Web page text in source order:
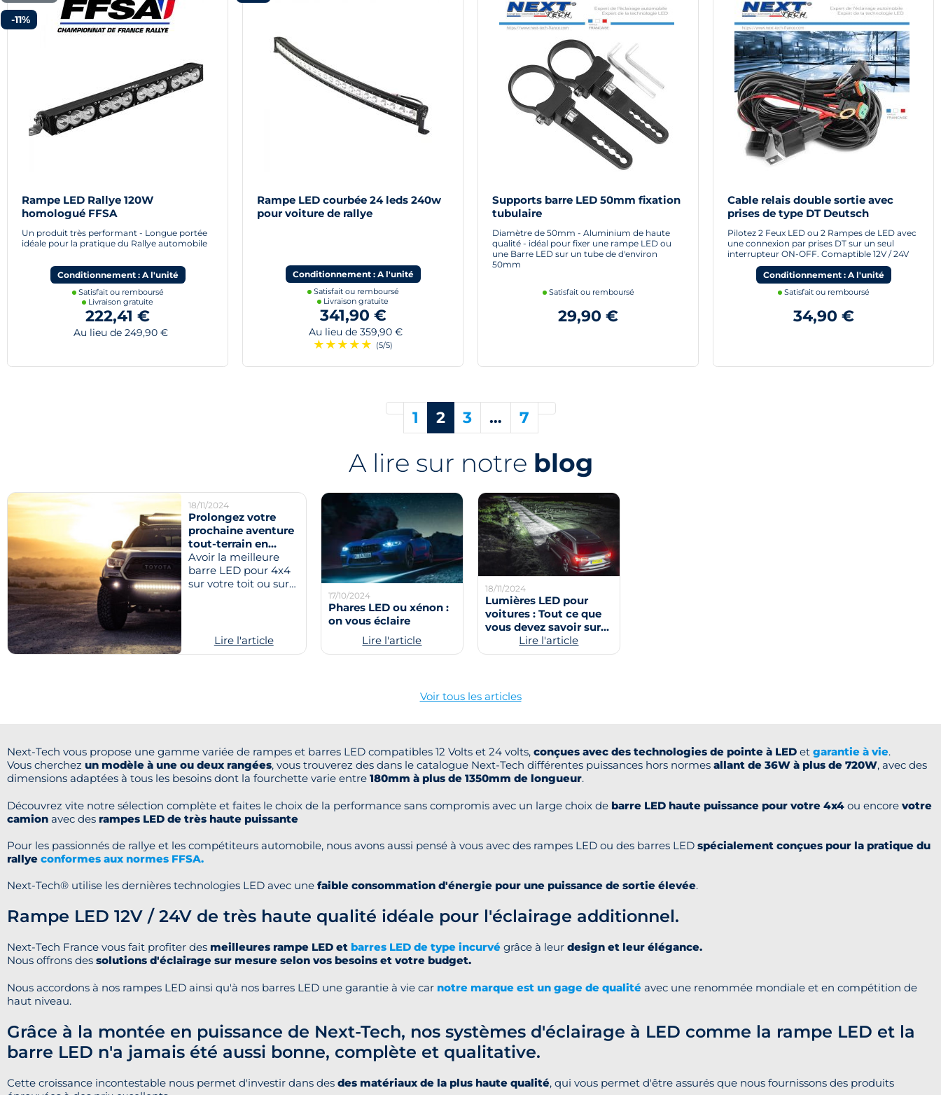
-11%
Rampe LED Rallye 120W
homologué FFSA
Un produit très performant - Longue portée
idéale pour la pratique du Rallye automobile
Conditionnement : A l'unité
Satisfait ou remboursé
Livraison gratuite
222,41 €
Au lieu de 249,90 €
Rampe LED courbée 24 leds 240w
pour voiture de rallye
Conditionnement : A l'unité
Satisfait ou remboursé
Livraison gratuite
341,90 €
Au lieu de 359,90 €
★ ★ ★ ★ ★ (5/5)
Supports barre LED 50mm fixation
tubulaire
Diamètre de 50mm - Aluminium de haute
qualité - idéal pour fixer une rampe LED ou
une Barre LED sur un tube de d'environ
50mm
Satisfait ou remboursé
29,90 €
Cable relais double sortie avec
prises de type DT Deutsch
Pilotez 2 Feux LED ou 2 Rampes de LED avec
une connexion par prises DT sur un seul
interrupteur ON-OFF. Comaptible 12V / 24V
Conditionnement : A l'unité
Satisfait ou remboursé
34,90 €
Précédent
1 2 3 … 7 Suivant
A lire sur notre blog
18/11/2024
Prolongez votre
prochaine aventure
tout-terrain en
illuminant vos
chemins
Avoir la meilleure
barre LED pour 4x4
sur votre toit ou sur
Lire l'article
17/10/2024
Phares LED ou xénon :
on vous éclaire
Lire l'article
18/11/2024
Lumières LED pour
voitures : Tout ce que
vous devez savoir sur
les lumières LED pour
voitures
Lire l'article
Voir tous les articles
Next-Tech vous propose une gamme variée de rampes et barres LED compatibles 12 Volts et 24 volts, conçues avec des technologies de pointe à LED et garantie à vie.
Vous cherchez un modèle à une ou deux rangées, vous trouverez des dans le catalogue Next-Tech différentes puissances hors normes allant de 36W à plus de 720W, avec des
dimensions adaptées à tous les besoins dont la fourchette varie entre 180mm à plus de 1350mm de longueur.
Découvrez vite notre sélection complète et faites le choix de la performance sans compromis avec un large choix de barre LED haute puissance pour votre 4x4 ou encore votre
camion avec des rampes LED de très haute puissante
Pour les passionnés de rallye et les compétiteurs automobile, nous avons aussi pensé à vous avec des rampes LED ou des barres LED spécialement conçues pour la pratique du
rallye conformes aux normes FFSA.
Next-Tech® utilise les dernières technologies LED avec une faible consommation d'énergie pour une puissance de sortie élevée.
Rampe LED 12V / 24V de très haute qualité idéale pour l'éclairage additionnel.
Next-Tech France vous fait profiter des meilleures rampe LED et barres LED de type incurvé grâce à leur design et leur élégance.
Nous offrons des solutions d'éclairage sur mesure selon vos besoins et votre budget.
Nous accordons à nos rampes LED ainsi qu'à nos barres LED une garantie à vie car notre marque est un gage de qualité avec une renommée mondiale et en compétition de
haut niveau.
Grâce à la montée en puissance de Next-Tech, nos systèmes d'éclairage à LED comme la rampe LED et la
barre LED n'a jamais été aussi bonne, complète et qualitative.
Cette croissance incontestable nous permet d'investir dans des des matériaux de la plus haute qualité, qui vous permet d'être assurés que nous fournissons des produits